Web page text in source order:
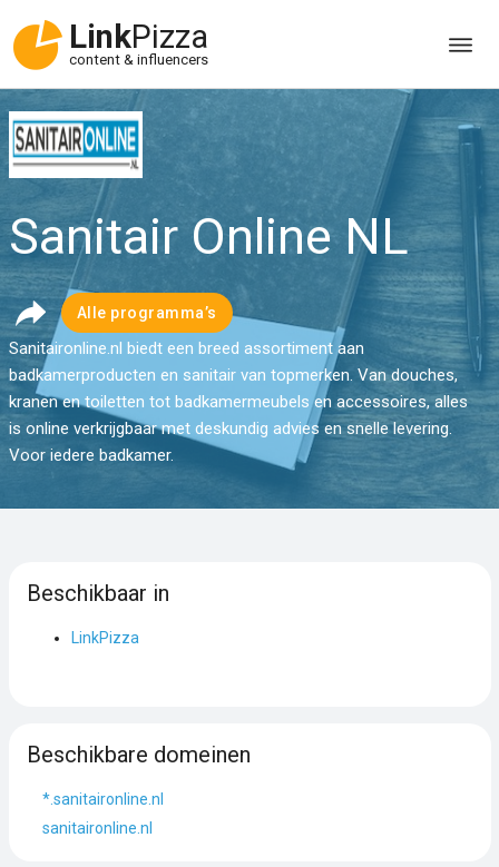
LinkPizza
content & influencers
Sanitair Online NL
Alle programma’s
Sanitaironline.nl biedt een breed assortiment aan
badkamerproducten en sanitair van topmerken. Van douches,
kranen en toiletten tot badkamermeubels en accessoires, alles
is online verkrijgbaar met deskundig advies en snelle levering.
Voor iedere badkamer.
Beschikbaar in
LinkPizza
Beschikbare domeinen
*.sanitaironline.nl
sanitaironline.nl